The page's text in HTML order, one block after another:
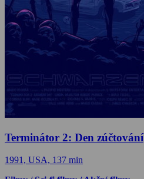
Terminátor 2: Den zúčtování
1991, USA, 137 min